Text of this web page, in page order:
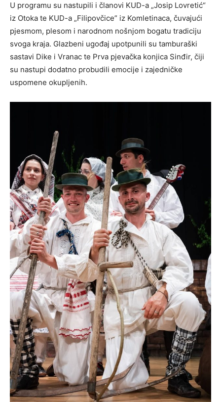
U programu su nastupili i članovi KUD-a „Josip Lovretić“
iz Otoka te KUD-a „Filipovčice” iz Komletinaca, čuvajući
pjesmom, plesom i narodnom nošnjom bogatu tradiciju
svoga kraja. Glazbeni ugođaj upotpunili su tamburaški
sastavi Dike i Vranac te Prva pjevačka konjica Sinđir, čiji
su nastupi dodatno probudili emocije i zajedničke
uspomene okupljenih.